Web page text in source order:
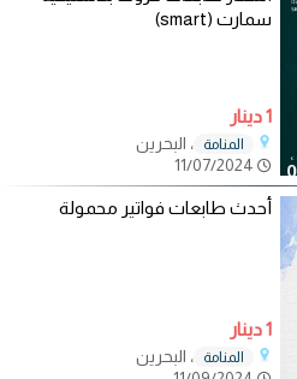
سمارت (smart)
1 دينار
المنامة
، البحرين
أحدث طابعات فواتير محمولة
1 دينار
المنامة
، البحرين